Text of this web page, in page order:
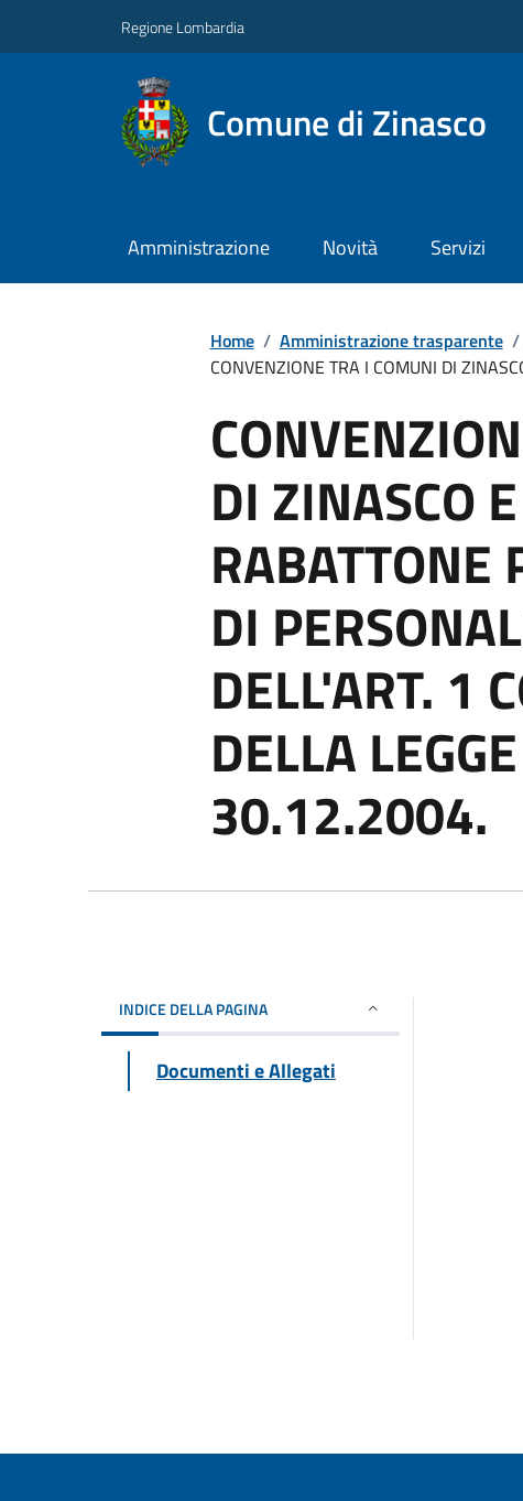
Regione Lombardia
Comune di Zinasco
Amministrazione Novità Servizi
Home / Amministrazione trasparente /
CONVENZIONE TRA I COMUNI DI
DI ZINASCO
RABATTONE
DI
DELL'ART. 1
DELLA
30.12.2004.
INDICE DELLA PAGINA
Documenti e Allegati